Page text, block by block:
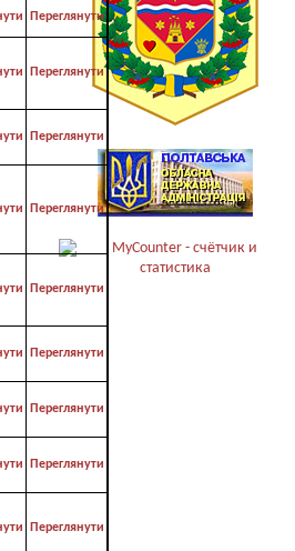
Переглянути
Переглянути
Переглянути
Переглянути
Переглянути
Переглянути
Переглянути
Переглянути
Переглянути